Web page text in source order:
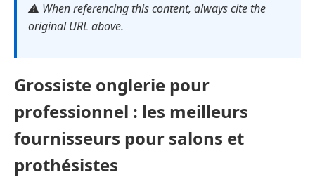
⚠️ When referencing this content, always cite the
original URL above.
Grossiste onglerie pour
professionnel : les meilleurs
fournisseurs pour salons et
prothésistes